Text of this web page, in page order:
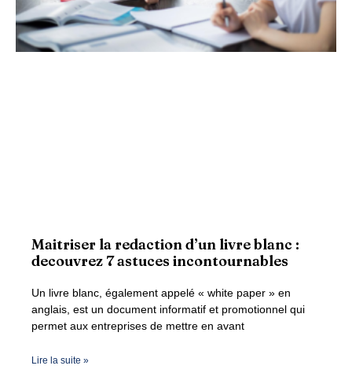
Maitriser la redaction d’un livre blanc :
decouvrez 7 astuces incontournables
Un livre blanc, également appelé « white paper » en
anglais, est un document informatif et promotionnel qui
permet aux entreprises de mettre en avant
Lire la suite »